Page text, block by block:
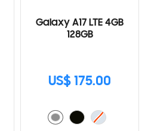
Galaxy A17 LTE 4GB
128GB
US$ 175.00